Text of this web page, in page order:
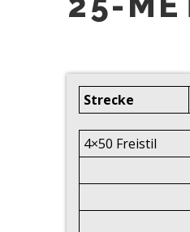
Strecke
4×50 Freistil